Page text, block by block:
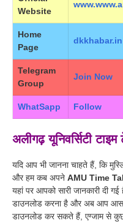
Website
Home
Page
dkkhabar.in
Telegram
Group
Join Now
WhatSapp Follow
अलीगढ़ यूनिवर्सिटी
यदि आप भी जानना चाहते हैं, कि
और हम कब अपने AMU Time
यहां पर आपको सारी जानकारी दी
डाउनलोड करना है और अब आप
डाउनलोड कर सकते हैं, एग्जाम से